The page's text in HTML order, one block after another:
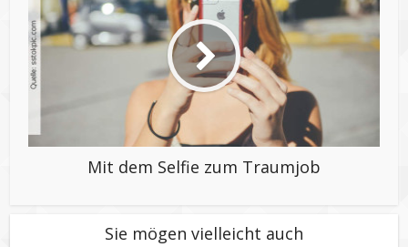
Mit dem Selfie zum Traumjob
Sie mögen vielleicht auch